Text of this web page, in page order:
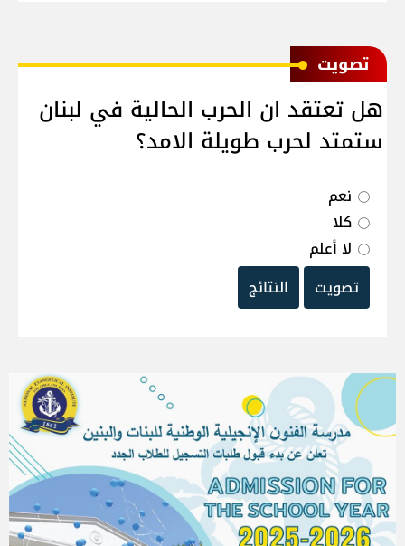
ﺗﺼﻮﻳﺖ
هل تعتقد ان الحرب الحالية في لبنان
ستمتد لحرب طويلة الامد؟
نعم
كلا
لا أعلم
تصويت
النتائج